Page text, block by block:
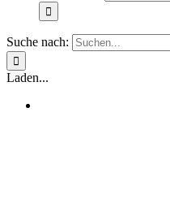
Suche nach:
Laden...